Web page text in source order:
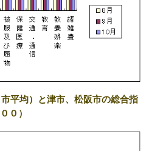
平均）と津市、松阪市の総合指
０）